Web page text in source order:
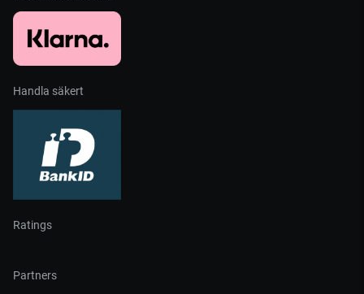
Handla säkert
Ratings
Partners